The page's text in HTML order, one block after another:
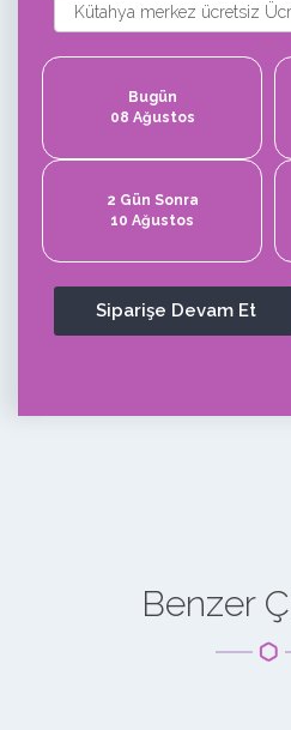
Bugün
08 Ağustos
2 Gün Sonra
10 Ağustos
Benzer